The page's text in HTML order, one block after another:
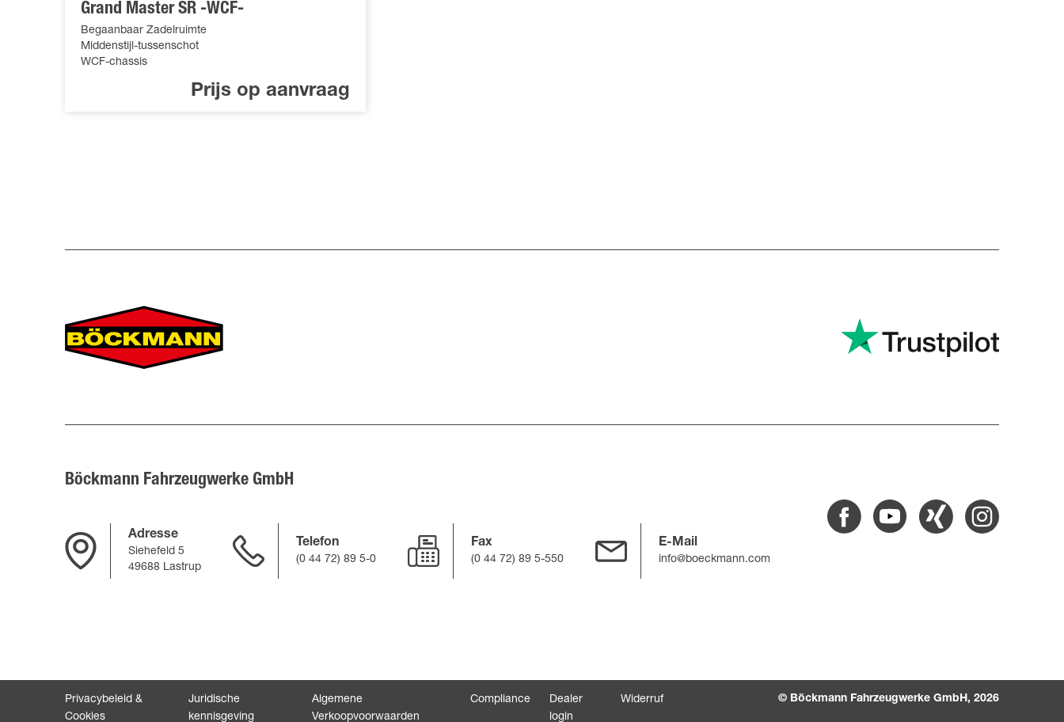
Grand Master SR -WCF-
Begaanbaar Zadelruimte
Middenstijl-tussenschot
WCF-chassis
Prijs op aanvraag
Böckmann Fahrzeugwerke GmbH
Adresse
Siehefeld 5
49688 Lastrup
Telefon
(0 44 72) 89 5-0
Fax
(0 44 72) 89 5-550
E-Mail
info@boeckmann.com
FacebookYoutube Xing
Privacybeleid &
Cookies
Juridische
kennisgeving
Algemene
Verkoopvoorwaarden
Compliance
Dealer
login
Widerruf © Böckmann Fahrzeugwerke GmbH, 2026